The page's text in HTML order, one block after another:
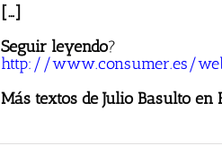
[…]
Seguir leyendo?
http://www.consumer.es/
Más textos de Julio Basulto en